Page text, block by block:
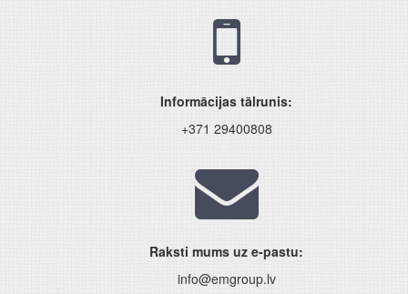
Informācijas tālrunis:
+371 29400808
Raksti mums uz e-pastu:
info@emgroup.lv